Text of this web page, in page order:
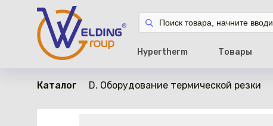
Hypertherm Товары
Каталог D. Оборудование термической резки
в наличии